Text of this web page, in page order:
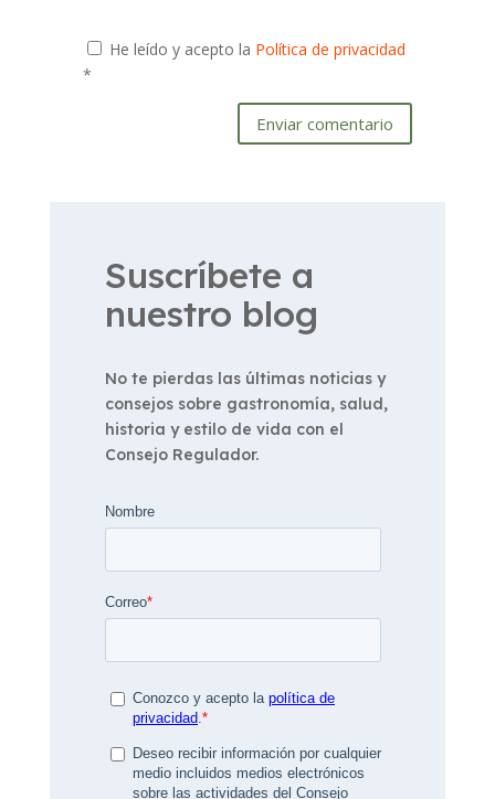
He leído y acepto la Política de privacidad
*
Enviar comentario
Suscríbete a
nuestro blog
No te pierdas las últimas noticias y
consejos sobre gastronomía, salud,
historia y estilo de vida con el
Consejo Regulador.